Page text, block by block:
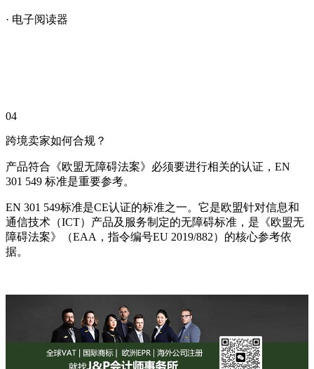
· 电子阅读器
04
跨境卖家如何合规？
产品符合《欧盟无障碍法案》必须要进行相关的认证，EN
301 549 标准是重要参考。
EN 301 549标准是CE认证的标准之一。它是欧盟针对信息和
通信技术（ICT）产品及服务制定的无障碍标准，是《欧盟无
障碍法案》（EAA，指令编号EU 2019/882）的核心参考依
据。